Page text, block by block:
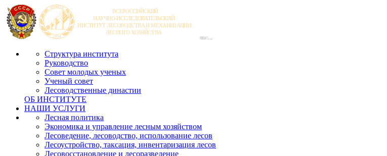
Структура института
Руководство
Совет молодых ученых
Ученый совет
Лесоводственные династии
ОБ ИНСТИТУТЕ
НАШИ УСЛУГИ
Лесная политика
Экономика и управление лесным хозяйством
Лесоведение, лесоводство, использование лесов
Лесоустройство, таксация, инвентаризация лесов
Лесовосстановление и лесоразведение